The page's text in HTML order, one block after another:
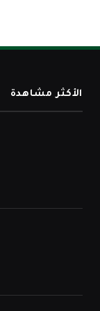
الأكثر مشاهدة